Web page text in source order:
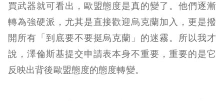
買武器就可看出，歐盟態度是真的變了。他們逐漸
轉為強硬派，尤其是直接歡迎烏克蘭加入，更是撥
開所有「到底要不要挺烏克蘭」的迷霧。所以我才
說，澤倫斯基提交申請表本身不重要，重要的是它
反映出背後歐盟態度的態度轉變。